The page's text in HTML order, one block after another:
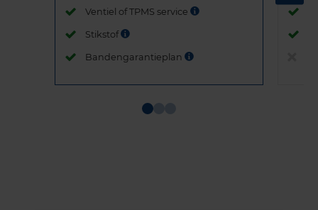
Ventiel of TPMS service
Stikstof
Bandengarantieplan